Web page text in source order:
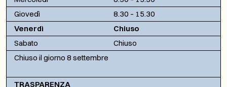
Giovedì
8.30 – 15.30
Venerdì
Chiuso
Sabato
Chiuso
Chiuso il giorno 8 settembre
TRASPARENZA